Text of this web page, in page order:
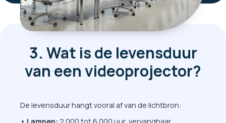
3. Wat is de levensduur
van een videoprojector?
De levensduur hangt vooral af van de lichtbron: